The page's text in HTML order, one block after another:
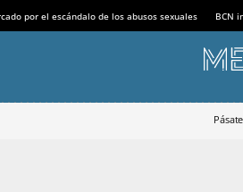
por el escándalo de los abusos sexuales BCN